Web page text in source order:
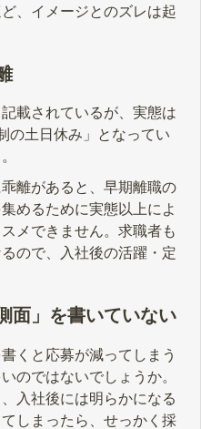
、イメージとのズレは起
載されているが、実態は
の土日休み」となってい
離があると、早期離職の
めるために実態以上によ
メできません。求職者も
ので、入社後の活躍・定
面」を書いていない
くと応募が減ってしまう
のではないでしょうか。
入社後には明らかになる
しまったら、せっかく採